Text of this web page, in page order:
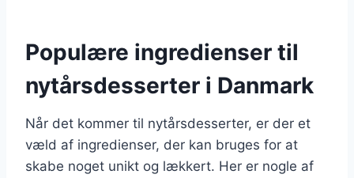
Populære ingredienser til
nytårsdesserter i Danmark
Når det kommer til nytårsdesserter, er der et
væld af ingredienser, der kan bruges for at
skabe noget unikt og lækkert. Her er nogle af